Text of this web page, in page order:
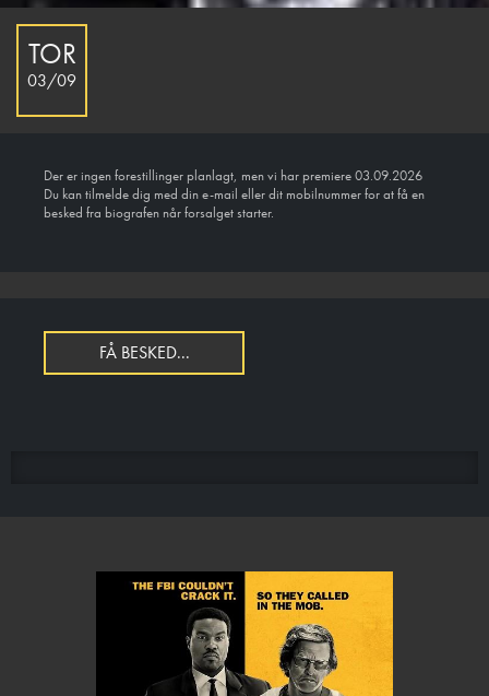
TOR
03/09
Der er ingen forestillinger planlagt, men vi har premiere 03.09.2026
Du kan tilmelde dig med din e-mail eller dit mobilnummer for at få en
besked fra biografen når forsalget starter.
FÅ BESKED...